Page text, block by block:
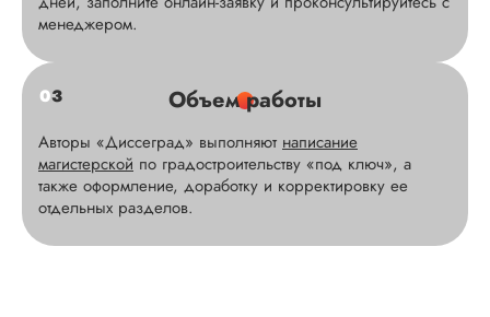
менеджером.
03 Объем работы
Авторы «Диссеград» выполняют написание
магистерской по градостроительству «под ключ», а
также оформление, доработку и корректировку ее
отдельных разделов.